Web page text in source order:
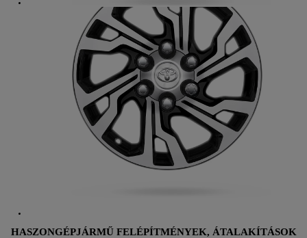
HASZONGÉPJÁRMŰ FELÉPÍTMÉNYEK, ÁTALAKÍTÁSOK